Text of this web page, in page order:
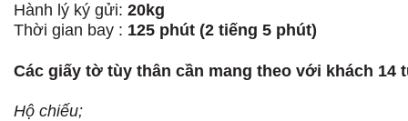
Hành lý ký gửi: 20kg
Thời gian bay : 125 phút (2 tiếng 5 phút)
Các giấy tờ tùy thân cần mang theo với khách 14
Hộ chiếu;